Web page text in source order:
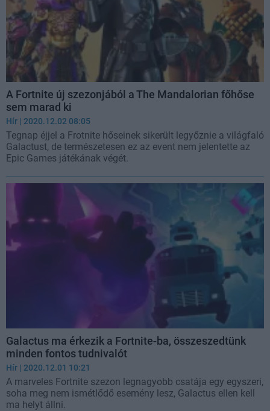
A Fortnite új szezonjából a The Mandalorian főhőse
sem marad ki
Hír | 2020.12.02 08:05
Tegnap éjjel a Frotnite hőseinek sikerült legyőznie a világfaló
Galactust, de természetesen ez az event nem jelentette az
Epic Games játékának végét.
Galactus ma érkezik a Fortnite-ba, összeszedtünk
minden fontos tudnivalót
Hír | 2020.12.01 10:21
A marveles Fortnite szezon legnagyobb csatája egy egyszeri,
soha meg nem ismétlődő esemény lesz, Galactus ellen kell
ma helyt állni.